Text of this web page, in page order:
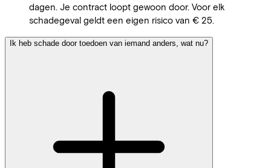
dagen. Je contract loopt gewoon door. Voor elk
schadegeval geldt een eigen risico van € 25.
Ik heb schade door toedoen van iemand anders, wat nu?